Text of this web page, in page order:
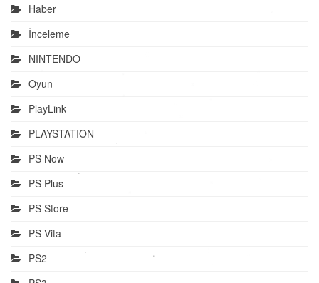
Haber
İnceleme
NINTENDO
Oyun
PlayLink
PLAYSTATION
PS Now
PS Plus
PS Store
PS Vita
PS2